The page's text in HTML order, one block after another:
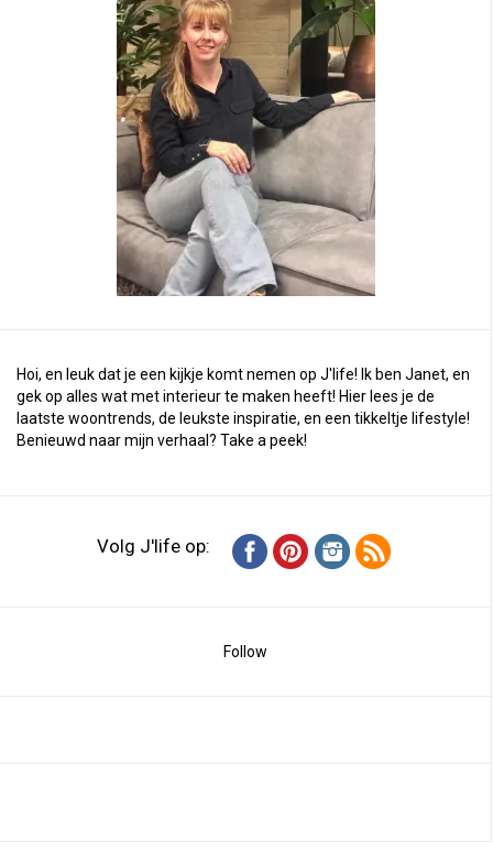
Hoi, en leuk dat je een kijkje komt nemen op J'life! Ik ben Janet, en
gek op alles wat met interieur te maken heeft! Hier lees je de
laatste woontrends, de leukste inspiratie, en een tikkeltje lifestyle!
Benieuwd naar mijn verhaal? Take a peek!
Volg J'life op:
Follow